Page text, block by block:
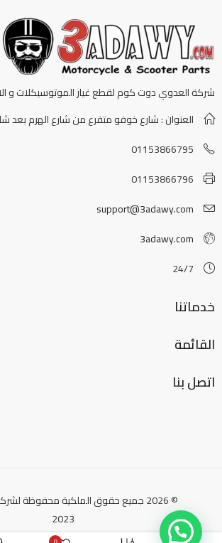
شركة العدوي دوت كوم لقطع غيار الموتوسيكلات و
العنوان : شارع خوفو متفرع من شارع الهرم بعد
01153866795
01153866796
support@3adawy.com
3adawy.com
24/7
خدماتنا
القائمة
اتصل بنا
© 2026 جميع حقوق الملكية محفوظة لشركة
2023
0